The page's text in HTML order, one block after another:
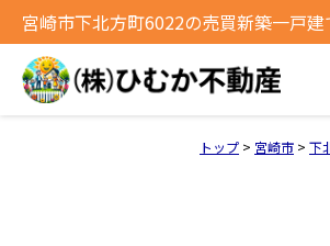
宮崎市下北方町6022の売買新築一戸
トップ > 宮崎市 > 下